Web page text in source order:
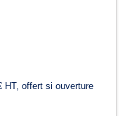
HT, offert si ouverture